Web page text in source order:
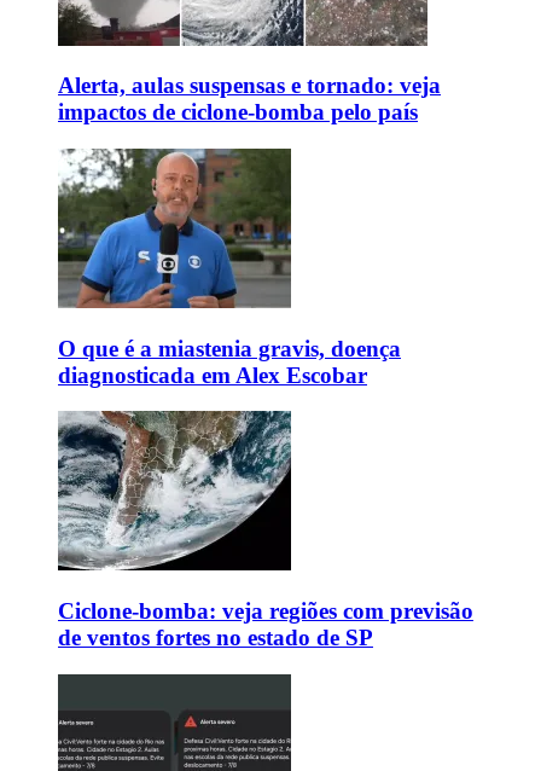
Alerta, aulas suspensas e tornado: veja
impactos de ciclone-bomba pelo país
O que é a miastenia gravis, doença
diagnosticada em Alex Escobar
Ciclone-bomba: veja regiões com previsão
de ventos fortes no estado de SP